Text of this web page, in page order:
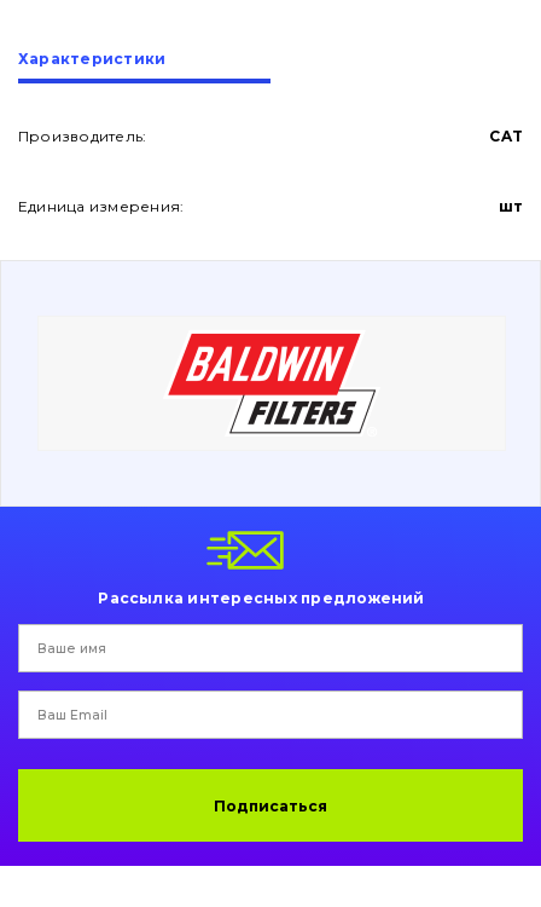
О нас
Контакты
Вакансии
Фильтры и смазочные материалы
Коронки, зубья, адаптера, пальцы, фиксаторы
Ножи, режущие кромки
Подушки амортизационные
Пальци и втулки
написати
зателефонувати
Характеристики
Производитель: CAT
Единица измерения: шт
Рассылка интересных предложений
Подписаться